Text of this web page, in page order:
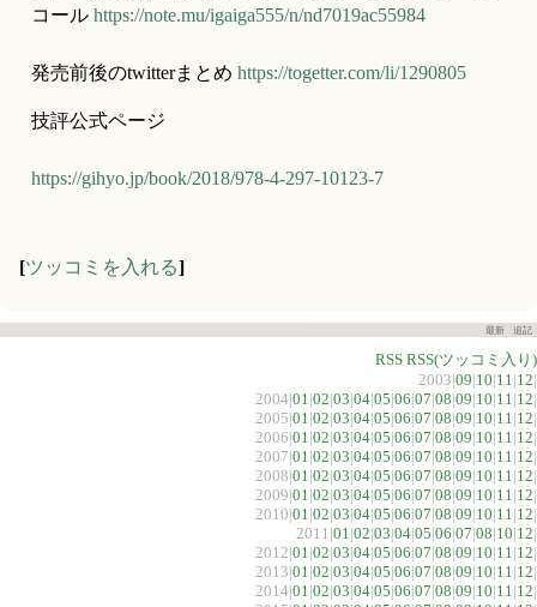
コール https://note.mu/igaiga555/n/nd7019ac55984
発売前後のtwitterまとめ https://togetter.com/li/1290805
技評公式ページ
https://gihyo.jp/book/2018/978-4-297-10123-7
[ツッコミを入れる]
最新 追記
RSS RSS(ツッコミ入り)
2003|09|10|11 |12|
2004|01 |02|03|04|05|06|07|08|09|10|11 |12|
2005|01 |02|03|04|05|06|07|08|09|10|11 |12|
2006|01 |02|03|04|05|06|07|08|09|10|11 |12|
2007|01 |02|03|04|05|06|07|08|09|10|11 |12|
2008|01 |02|03|04|05|06|07|08|09|10|11 |12|
2009|01 |02|03|04|05|06|07|08|09|10|11 |12|
2010|01 |02|03|04|05|06|07|08|09|10|11 |12|
2011|01 |02|03|04|05|06|07|08|10|12|
2012|01 |02|03|04|05|06|07|08|09|10|11 |12|
2013|01 |02|03|04|05|06|07|08|09|10|11 |12|
2014|01 |02|03|04|05|06|07|08|09|10|11 |12|